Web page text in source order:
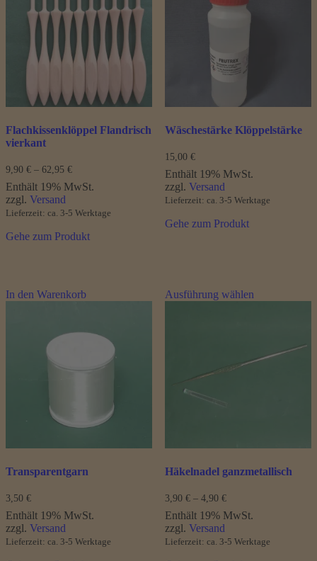
Die
Optionen
können
auf
gewählt
werden
Flachkissenklöppel Flandrisch
vierkant
9,90 € – 62,95 €Preisspanne:
9,90 €
bis
Enthält 19% MwSt.
zzgl. Versand
Lieferzeit: ca. 3-5 Werktage
Gehe zum Produkt
Wäschestärke Klöppelstärke
15,00 €
Enthält 19% MwSt.
zzgl. Versand
Lieferzeit: ca. 3-5 Werktage
Gehe zum Produkt
In den Warenkorb
Transparentgarn
3,50 €
Enthält 19% MwSt.
zzgl. Versand
Lieferzeit: ca. 3-5 Werktage
Ausführung wählenProdukt
Die
werden
Häkelnadel ganzmetallisch
3,90 € – 4,90 €Preisspanne:
3,90 €
bis
Enthält 19% MwSt.
zzgl. Versand
Lieferzeit: ca. 3-5 Werktage